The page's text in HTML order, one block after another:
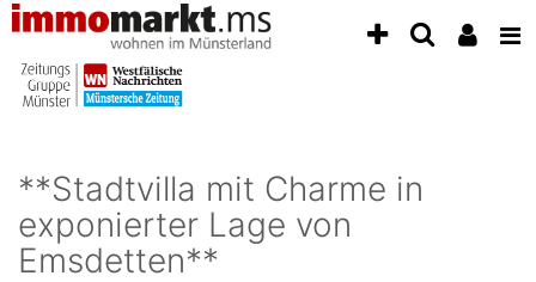
Accessibility
aktivieren
zur
zum
Inhalt
der
Anzeige
**Stadtvilla mit Charme in
exponierter Lage von
Emsdetten**